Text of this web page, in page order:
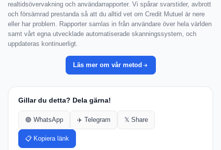
realtidsövervakning och användarrapporter. Vi spårar svarstider, avbrott
och försämrad prestanda så att du alltid vet om Credit Mutuel är nere
eller har problem. Rapporter samlas in från användare över hela världen
samt vårt egna utvecklade automatiserade skanningssystem, och
uppdateras kontinuerligt.
Läs mer om vår metod
Gillar du detta? Dela gärna!
🟢 WhatsApp ✈️ Telegram 𝕏 Share
📋 Kopiera länk